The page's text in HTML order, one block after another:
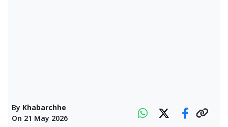
By Khabarchhe
On 21 May 2026